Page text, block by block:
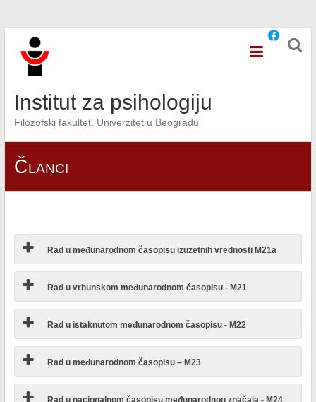
content
Institut za psihologiju
Filozofski fakultet, Univerzitet u Beogradu
Članci
Rad u međunarodnom časopisu izuzetnih vrednosti M21a
Rad u vrhunskom međunarodnom časopisu - M21
Rad u istaknutom međunarodnom časopisu - M22
Rad u međunarodnom časopisu – M23
Rad u nacionalnom časopisu međunarodnog značaja - M24